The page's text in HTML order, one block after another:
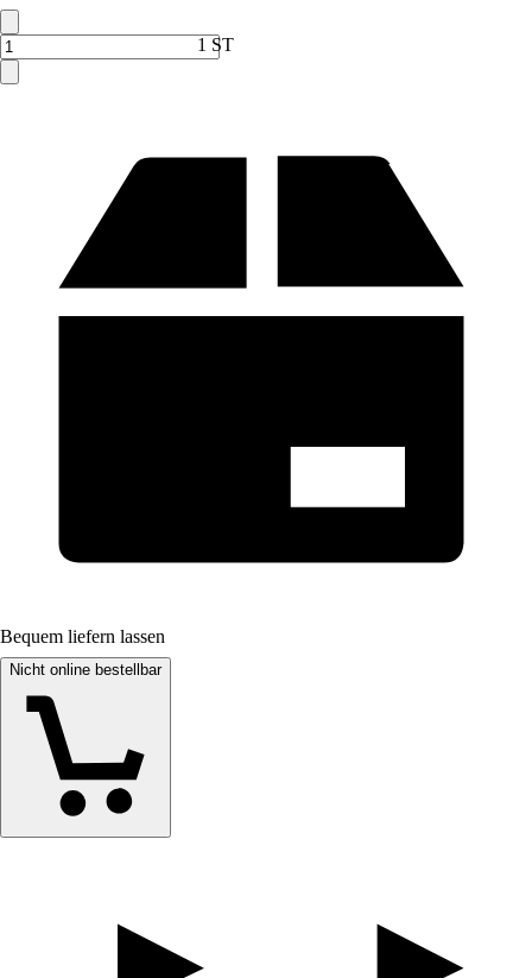
1 ST
Bequem liefern lassen
Nicht online bestellbar